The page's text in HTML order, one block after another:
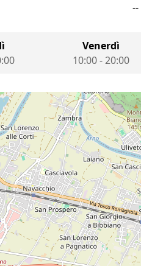
--
Venerdì
10:00-20:00